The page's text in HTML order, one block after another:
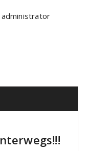
administrator